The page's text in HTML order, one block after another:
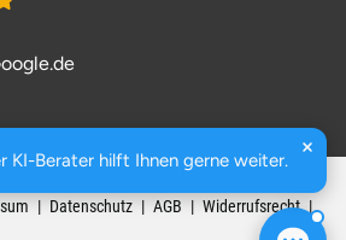
KI-Berater hilft Ihnen gerne weiter.
99084
Datenschutz AGB Widerrufsrecht